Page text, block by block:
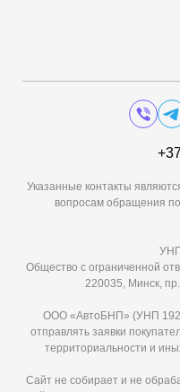
Указанные контакты
вопросам обращения
Общество с ограниченной
220035, Минск,
ООО «АвтоБНП» (УНП
отправлять заявки
территориальности и
Сайт не собирает и не